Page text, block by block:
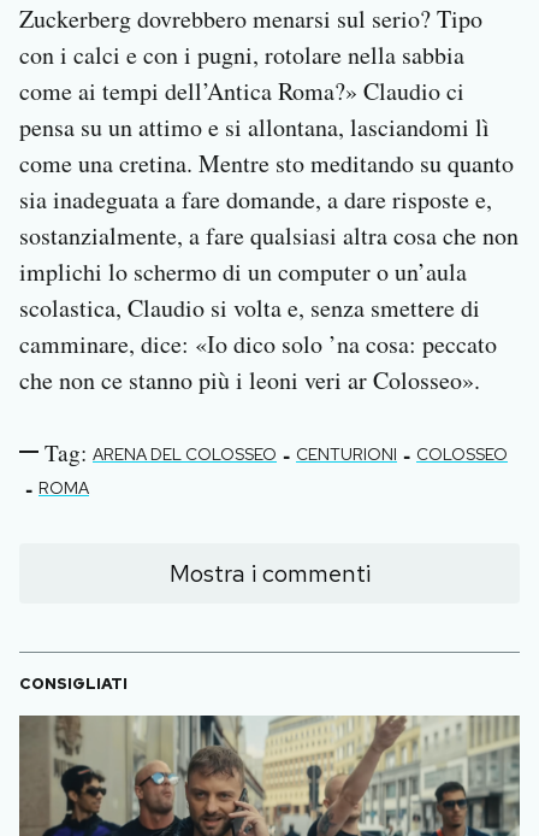
Zuckerberg dovrebbero menarsi sul serio? Tipo
con i calci e con i pugni, rotolare nella sabbia
come ai tempi dell’Antica Roma?» Claudio ci
pensa su un attimo e si allontana, lasciandomi lì
come una cretina. Mentre sto meditando su quanto
sia inadeguata a fare domande, a dare risposte e,
sostanzialmente, a fare qualsiasi altra cosa che non
implichi lo schermo di un computer o un’aula
scolastica, Claudio si volta e, senza smettere di
camminare, dice: «Io dico solo ’na cosa: peccato
che non ce stanno più i leoni veri ar Colosseo».
Tag: ARENA DEL COLOSSEO - CENTURIONI - COLOSSEO
- ROMA
Mostra i commenti
CONSIGLIATI